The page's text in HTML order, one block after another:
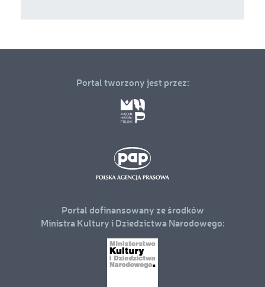
Portal tworzony jest przez:
Portal dofinansowany ze środków
Ministra Kultury i Dziedzictwa Narodowego: